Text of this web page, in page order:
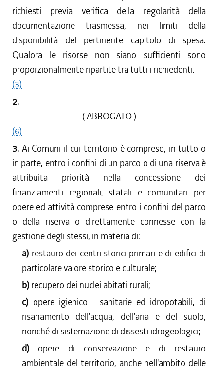
richiesti previa verifica della regolarità della
documentazione trasmessa, nei limiti della
disponibilità del pertinente capitolo di spesa.
Qualora le risorse non siano sufficienti sono
proporzionalmente ripartite tra tutti i richiedenti.
(3)
2.
( ABROGATO )
(6)
3. Ai Comuni il cui territorio è compreso, in tutto o
in parte, entro i confini di un parco o di una riserva è
attribuita priorità nella concessione dei
finanziamenti regionali, statali e comunitari per
opere ed attività comprese entro i confini del parco
o della riserva o direttamente connesse con la
gestione degli stessi, in materia di:
a) restauro dei centri storici primari e di edifici di
particolare valore storico e culturale;
b) recupero dei nuclei abitati rurali;
c) opere igienico - sanitarie ed idropotabili, di
risanamento dell'acqua, dell'aria e del suolo,
nonché di sistemazione di dissesti idrogeologici;
d) opere di conservazione e di restauro
ambientale del territorio, anche nell'ambito delle